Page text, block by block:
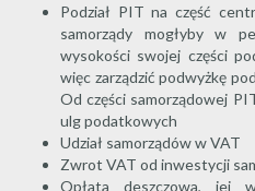
Podział PIT na część
samorządy mogłyby w
wysokości swojej części
więc zarządzić podwyżkę
Od części samorządowej
ulg podatkowych
Udział samorządów w VAT
Zwrot VAT od inwestycji
Opłata deszczowa, jej